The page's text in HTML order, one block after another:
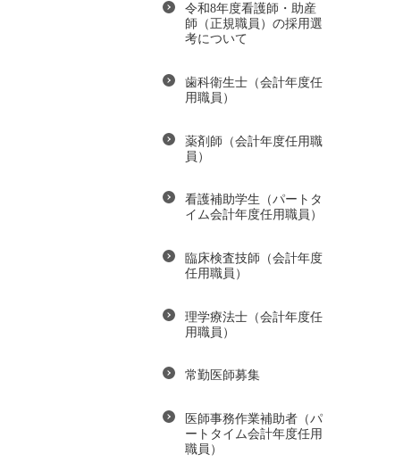
令和8年度看護師・助産
師（正規職員）の採用選
考について
歯科衛生士（会計年度任
用職員）
薬剤師（会計年度任用職
員）
看護補助学生（パートタ
イム会計年度任用職員）
臨床検査技師（会計年度
任用職員）
理学療法士（会計年度任
用職員）
常勤医師募集
医師事務作業補助者（パ
ートタイム会計年度任用
職員）